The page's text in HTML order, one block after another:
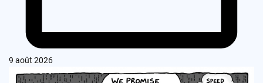
9 août 2026